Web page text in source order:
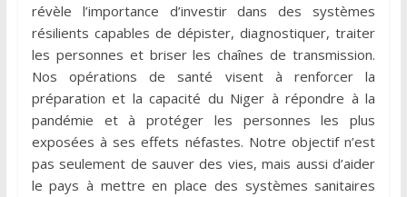
révèle l’importance d’investir dans des systèmes
résilients capables de dépister, diagnostiquer, traiter
les personnes et briser les chaînes de transmission.
Nos opérations de santé visent à renforcer la
préparation et la capacité du Niger à répondre à la
pandémie et à protéger les personnes les plus
exposées à ses effets néfastes. Notre objectif n’est
pas seulement de sauver des vies, mais aussi d’aider
le pays à mettre en place des systèmes sanitaires